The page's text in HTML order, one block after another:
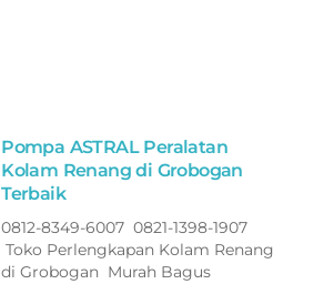
Pompa ASTRAL Peralatan
Kolam Renang di Grobogan
Terbaik
0812-8349-6007 0821-1398-1907
Toko Perlengkapan Kolam Renang
di Grobogan Murah Bagus